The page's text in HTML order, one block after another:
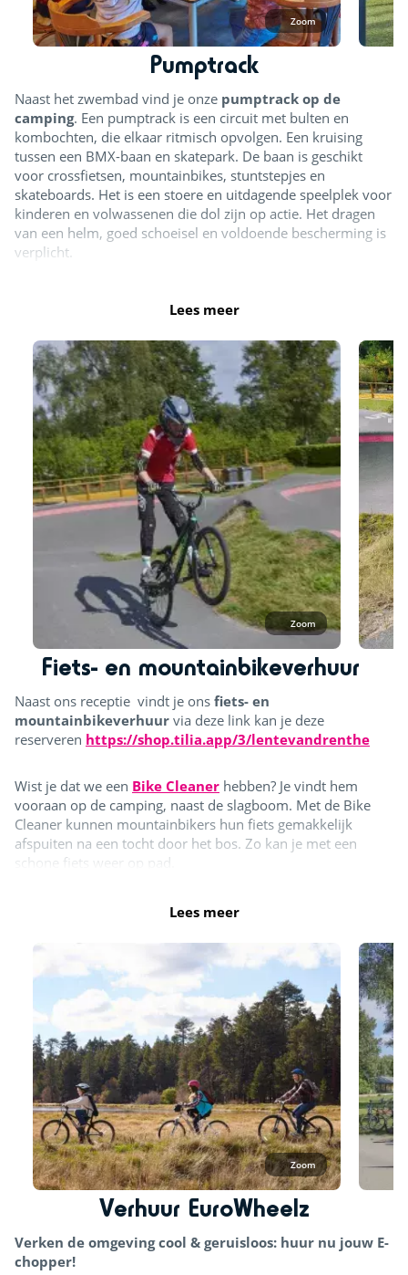
Zoom
Pumptrack
Naast het zwembad vind je onze pumptrack op de
camping. Een pumptrack is een circuit met bulten en
kombochten, die elkaar ritmisch opvolgen. Een kruising
tussen een BMX-baan en skatepark. De baan is geschikt
voor crossfietsen, mountainbikes, stuntstepjes en
skateboards. Het is een stoere en uitdagende speelplek voor
kinderen en volwassenen die dol zijn op actie. Het dragen
van een helm, goed schoeisel en voldoende bescherming is
verplicht.
Lees meer
Zoom
Fiets- en mountainbikeverhuur
Naast ons receptie vindt je ons fiets- en
mountainbikeverhuur via deze link kan je deze
reserveren https://shop.tilia.app/3/lentevandrenthe
Wist je dat we een Bike Cleaner hebben? Je vindt hem
vooraan op de camping, naast de slagboom. Met de Bike
Cleaner kunnen mountainbikers hun fiets gemakkelijk
afspuiten na een tocht door het bos. Zo kan je met een
schone fiets weer op pad.
Lees meer
Zoom
Verhuur EuroWheelz
Verken de omgeving cool & geruisloos: huur nu jouw E-
chopper!